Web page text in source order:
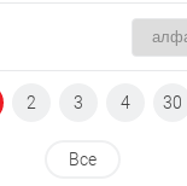
2 3 4 30
Все